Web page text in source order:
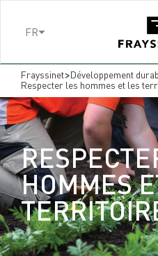
FR
Frayssinet>Développement
Respecter les hommes et les
HOMMES